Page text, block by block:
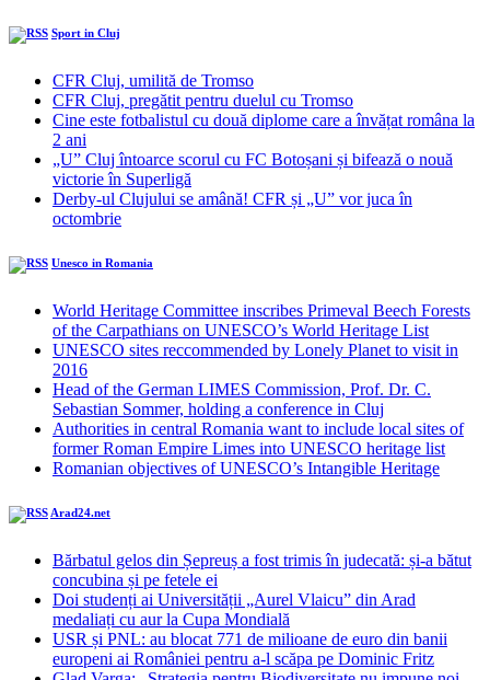
Sport in Cluj
CFR Cluj, umilită de Tromso
CFR Cluj, pregătit pentru duelul cu Tromso
Cine este fotbalistul cu două diplome care a învățat româna la
2 ani
„U” Cluj întoarce scorul cu FC Botoșani și bifează o nouă
victorie în Superligă
Derby-ul Clujului se amână! CFR și „U” vor juca în
octombrie
Unesco in Romania
World Heritage Committee inscribes Primeval Beech Forests
of the Carpathians on UNESCO’s World Heritage List
UNESCO sites reccommended by Lonely Planet to visit in
2016
Head of the German LIMES Commission, Prof. Dr. C.
Sebastian Sommer, holding a conference in Cluj
Authorities in central Romania want to include local sites of
former Roman Empire Limes into UNESCO heritage list
Romanian objectives of UNESCO’s Intangible Heritage
Arad24.net
Bărbatul gelos din Șepreuș a fost trimis în judecată: și-a bătut
concubina și pe fetele ei
Doi studenți ai Universității „Aurel Vlaicu” din Arad
medaliați cu aur la Cupa Mondială
USR și PNL: au blocat 771 de milioane de euro din banii
europeni ai României pentru a-l scăpa pe Dominic Fritz